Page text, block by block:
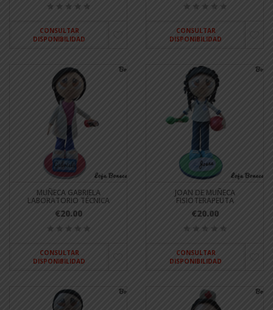
CONSULTAR
DISPONIBILIDAD
CONSULTAR
DISPONIBILIDAD
MUÑECA GABRIELA
LABORATORIO TÉCNICA
€20.00
CONSULTAR
DISPONIBILIDAD
JOAN DE MUÑECA
FISIOTERAPEUTA
€20.00
CONSULTAR
DISPONIBILIDAD